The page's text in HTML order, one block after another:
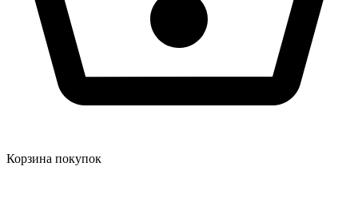
Корзина покупок